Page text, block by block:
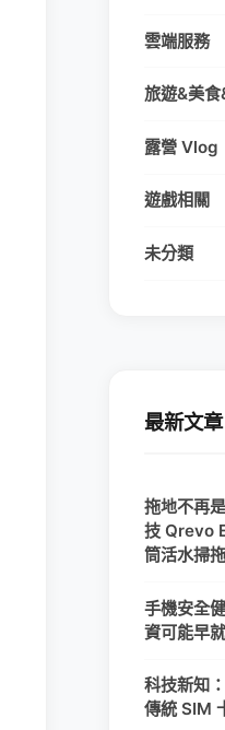
雲端服務
旅遊&美
露營 Vlog
遊戲相關
未分類
最新文章
拖地不再
技 Qrevo
筒活水掃
手機安全
資可能早
科技新知
傳統 SIM